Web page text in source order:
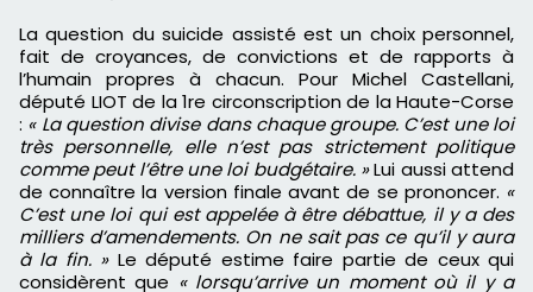
La question du suicide assisté est un choix personnel,
fait de croyances, de convictions et de rapports à
l’humain propres à chacun. Pour Michel Castellani,
député LIOT de la 1re circonscription de la Haute-Corse
: « La question divise dans chaque groupe. C’est une loi
très personnelle, elle n’est pas strictement politique
comme peut l’être une loi budgétaire. »Lui aussi attend
de connaître la version finale avant de se prononcer. «
C’est une loi qui est appelée à être débattue, il y a des
milliers d’amendements. On ne sait pas ce qu’il y aura
à la fin. »Le député estime faire partie de ceux qui
considèrent que « lorsqu’arrive un moment où il y a